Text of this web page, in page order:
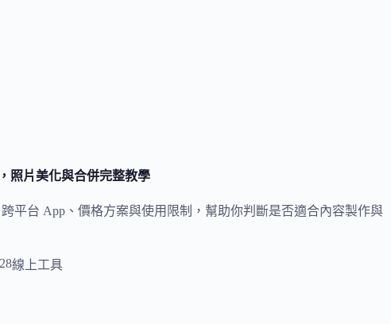
照片美化與合併完整教學
平台 App、價格方案與使用限制，幫助你判斷是否適合內容製作與
線上工具